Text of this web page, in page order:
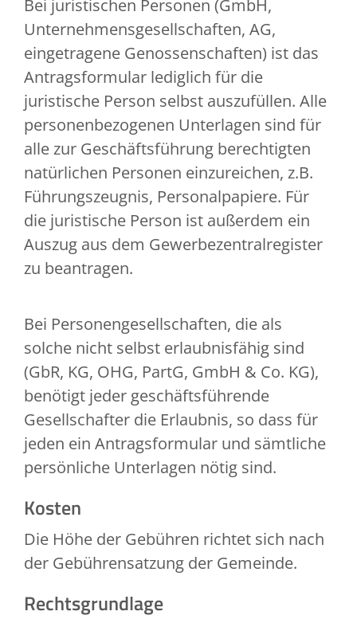
Bei juristischen Personen (GmbH,
Unternehmensgesellschaften, AG,
eingetragene Genossenschaften) ist das
Antragsformular lediglich für die
juristische Person selbst auszufüllen. Alle
personenbezogenen Unterlagen sind für
alle zur Geschäftsführung berechtigten
natürlichen Personen einzureichen, z.B.
Führungszeugnis, Personalpapiere. Für
die juristische Person ist außerdem ein
Auszug aus dem Gewerbezentralregister
zu beantragen.
Bei Personengesellschaften, die als
solche nicht selbst erlaubnisfähig sind
(GbR, KG, OHG, PartG, GmbH & Co. KG),
benötigt jeder geschäftsführende
Gesellschafter die Erlaubnis, so dass für
jeden ein Antragsformular und sämtliche
persönliche Unterlagen nötig sind.
Kosten
Die Höhe der Gebühren richtet sich nach
der Gebührensatzung der Gemeinde.
Rechtsgrundlage